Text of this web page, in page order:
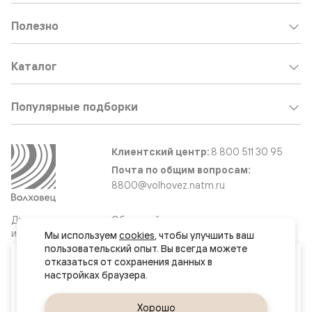
Ваш город
Краснодар
Двери
и интерьерные
решения
Полезно
Каталог
Популярные подборки
Клиентский центр: 8 800 511 30 95
Почта по общим вопросам:
8800@volhovez.natm.ru
Обратный звонок
Сайт не является публичной офертой
Правовая информация
Мы используем cookies, чтобы улучшить ваш
пользовательский опыт. Вы всегда можете
отказаться от сохранения данных в
Хорошо